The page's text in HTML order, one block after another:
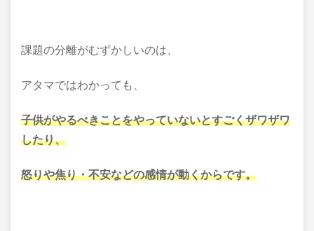
課題の分離がむずかしいのは、
アタマではわかっても、
子供がやるべきことをやっていないとすごくザワザワ
したり、
怒りや焦り・不安などの感情が動くからです。